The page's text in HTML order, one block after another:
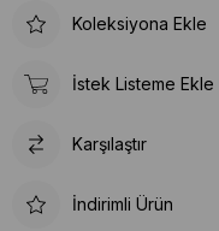
Koleksiyona Ekle
İstek Listeme Ekle
Karşılaştır
İndirimli Ürün